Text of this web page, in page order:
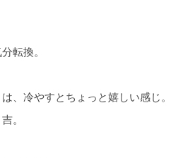
転換。
、冷やすとちょっと嬉しい感じ。
。